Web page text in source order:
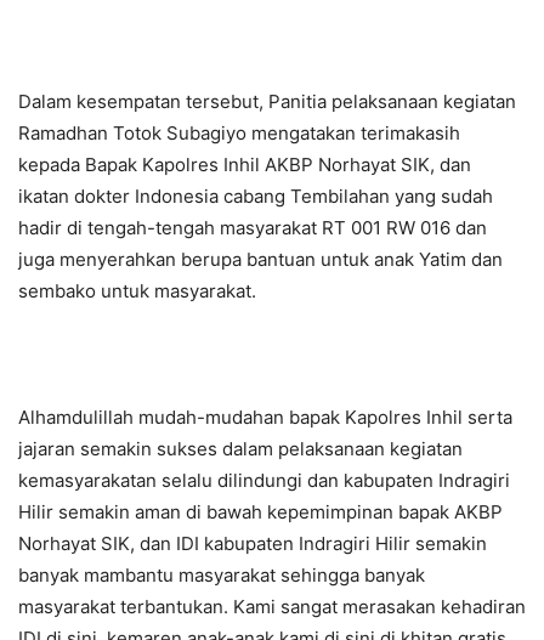
Dalam kesempatan tersebut, Panitia pelaksanaan kegiatan
Ramadhan Totok Subagiyo mengatakan terimakasih
kepada Bapak Kapolres Inhil AKBP Norhayat SIK, dan
ikatan dokter Indonesia cabang Tembilahan yang sudah
hadir di tengah-tengah masyarakat RT 001 RW 016 dan
juga menyerahkan berupa bantuan untuk anak Yatim dan
sembako untuk masyarakat.
Alhamdulillah mudah-mudahan bapak Kapolres Inhil serta
jajaran semakin sukses dalam pelaksanaan kegiatan
kemasyarakatan selalu dilindungi dan kabupaten Indragiri
Hilir semakin aman di bawah kepemimpinan bapak AKBP
Norhayat SIK, dan IDI kabupaten Indragiri Hilir semakin
banyak mambantu masyarakat sehingga banyak
masyarakat terbantukan. Kami sangat merasakan kehadiran